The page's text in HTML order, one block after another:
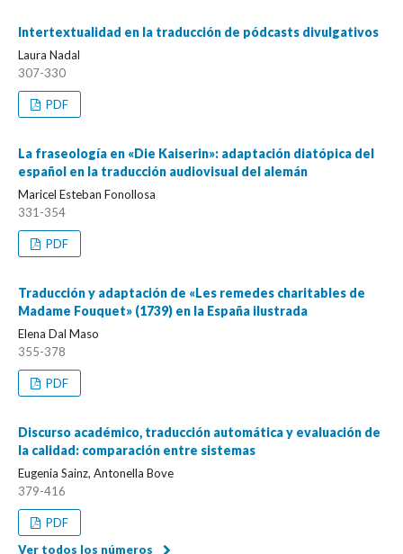
Intertextualidad en la traducción de pódcasts divulgativos
Laura Nadal
307-330
PDF
La fraseología en «Die Kaiserin»: adaptación diatópica del
español en la traducción audiovisual del alemán
Maricel Esteban Fonollosa
331-354
PDF
Traducción y adaptación de «Les remedes charitables de
Madame Fouquet» (1739) en la España ilustrada
Elena Dal Maso
355-378
PDF
Discurso académico, traducción automática y evaluación de
la calidad: comparación entre sistemas
Eugenia Sainz, Antonella Bove
379-416
PDF
Ver todos los números